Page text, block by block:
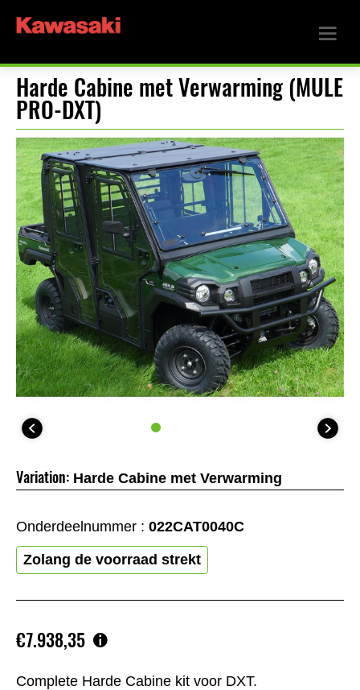
Harde Cabine met Verwarming (MULE
PRO-DXT)
Complete Harde Cabine kit voor DXT.
€7.938,35
Variation: Harde Cabine met Verwarming
Onderdeelnummer : 022CAT0040C
Zolang de voorraad strekt